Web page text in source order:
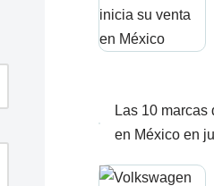
Las 10
en México en